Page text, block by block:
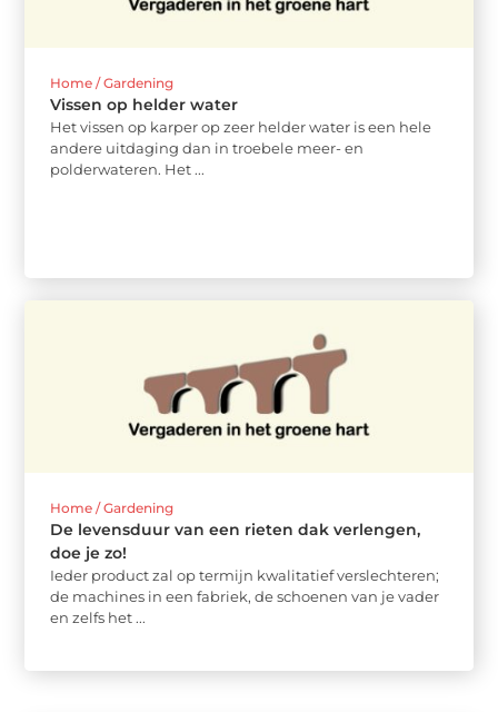
Home / Gardening
Vissen op helder water
Het vissen op karper op zeer helder water is een hele
andere uitdaging dan in troebele meer- en
polderwateren. Het ...
Home / Gardening
De levensduur van een rieten dak verlengen,
doe je zo!
Ieder product zal op termijn kwalitatief verslechteren;
de machines in een fabriek, de schoenen van je vader
en zelfs het ...